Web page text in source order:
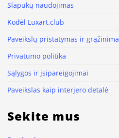
Slapukų naudojimas
Kodėl Luxart.club
Paveikslų pristatymas ir
Privatumo politika
Sąlygos ir įsipareigojimai
Paveikslas kaip interjero detalė
Sekite mus